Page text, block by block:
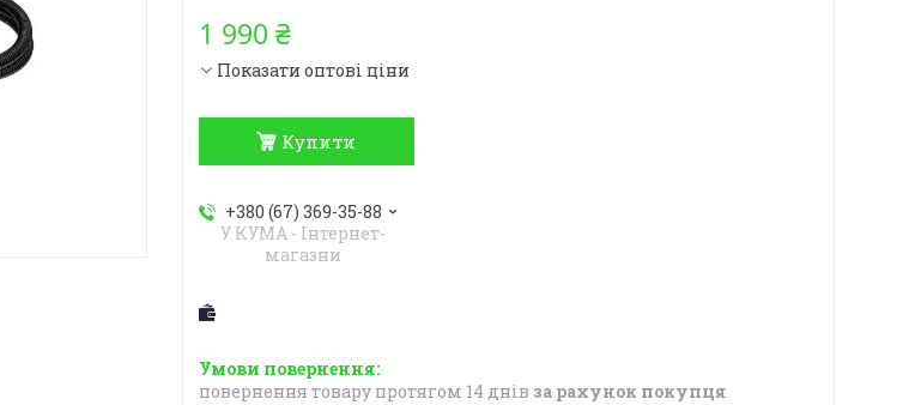
1 990 ₴
Показати оптові ціни
Купити
+380 (67) 369-35-88
У КУМА - Інтернет-
магазни
повернення товару протягом 14 днів за рахунок покупця